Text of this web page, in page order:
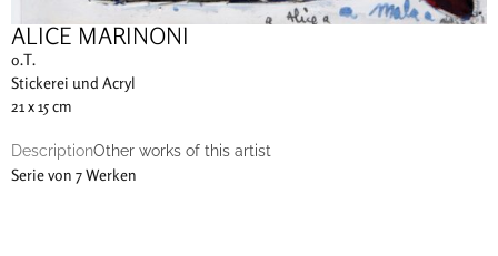
ALICE MARINONI
o.T.
Stickerei und Acryl
21 x 15 cm
DescriptionOther works of this artist
Serie von 7 Werken